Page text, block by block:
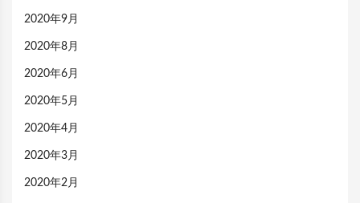
2020年9月
2020年8月
2020年6月
2020年5月
2020年4月
2020年3月
2020年2月